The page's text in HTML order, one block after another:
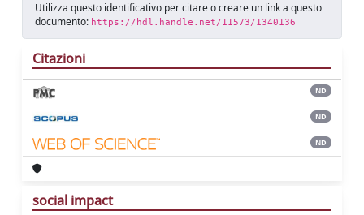
Utilizza questo identificativo per citare o creare un link a questo
documento: https://hdl.handle.net/11573/1340136
Citazioni
ND
ND
ND
social impact